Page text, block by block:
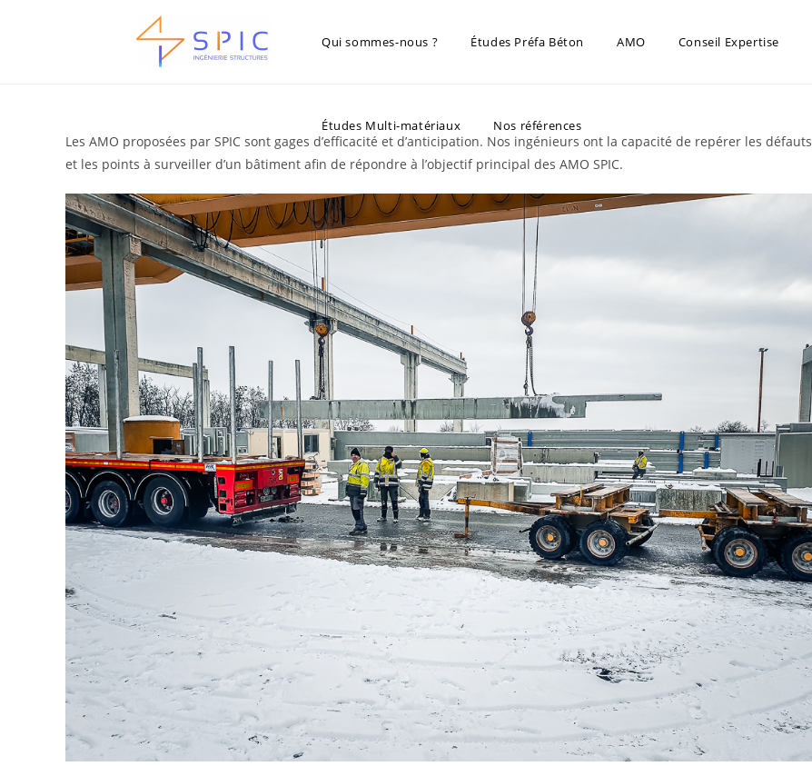
Qui sommes-nous ?​ Études Préfa Béton AMO Conseil Expertise
Études Multi-matériaux Nos références
Les AMO proposées par SPIC sont gages d’efficacité et d’anticipation. Nos ingénieurs ont la capacité de repérer les défauts
et les points à surveiller d’un bâtiment afin de répondre à l’objectif principal des AMO SPIC.